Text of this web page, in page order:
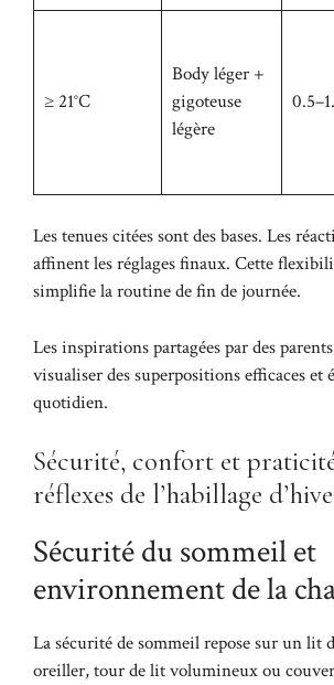
≥ 21°C
Body léger +
gigoteuse
légère
Les tenues citées sont des bases. Les
affinent les réglages finaux. Cette
simplifie la routine de fin de journée.
Les inspirations partagées par des
visualiser des superpositions efficaces et
quotidien.
Sécurité, confort et
réflexes de l’habillage
Sécurité du sommeil et
environnement de la
La sécurité de sommeil repose sur un lit
oreiller, tour de lit volumineux ou